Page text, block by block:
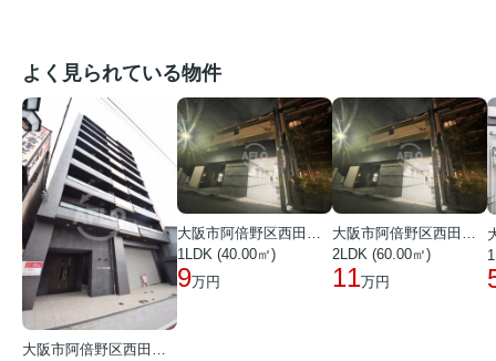
よく見られている物件
大阪市阿倍野区西田辺町１丁目
大阪市阿倍野区西田辺町１丁目
1LDK (40.00㎡)
9万円
大阪市阿倍野区西田辺町１丁目
2LDK (60.00㎡)
11万円